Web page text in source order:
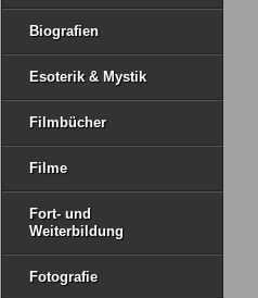
Biografien
Esoterik & Mystik
Filmbücher
Filme
Fort- und
Weiterbildung
Fotografie